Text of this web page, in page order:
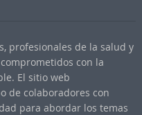
profesionales de la salud y
con la
El sitio web
de colaboradores con
para abordar los temas